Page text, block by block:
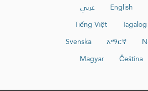
عربي English
Tiếng Việt
Tagalog
Svenska
አማርኛ
Magyar
Čeština